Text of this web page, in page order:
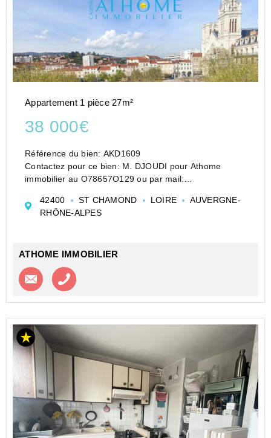
Appartement 1 pièce 27m²
38 000€
Référence du bien: AKD1609
Contactez pour ce bien: M. DJOUDI pour Athome
immobilier au O78657O129 ou par mail:
Investissement locatif à petit Budget avec une
rentabilité brut de 11.5 %. L'appartement était
42400 ST CHAMOND LOIRE
AUVERGNE-
RHÔNE-ALPES
ATHOME IMMOBILIER
Contacter l'agence